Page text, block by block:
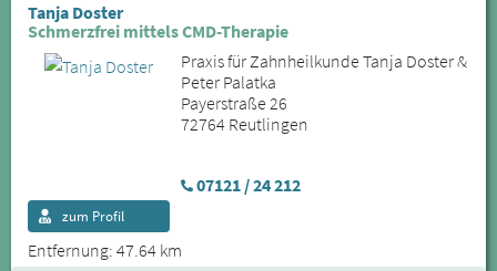
Tanja Doster
Schmerzfrei mittels CMD-Therapie
Praxis für Zahnheilkunde Tanja Doster &
Peter Palatka
Payerstraße 26
72764 Reutlingen
07121 / 24 212
Entfernung: 47.64 km
zum Profil